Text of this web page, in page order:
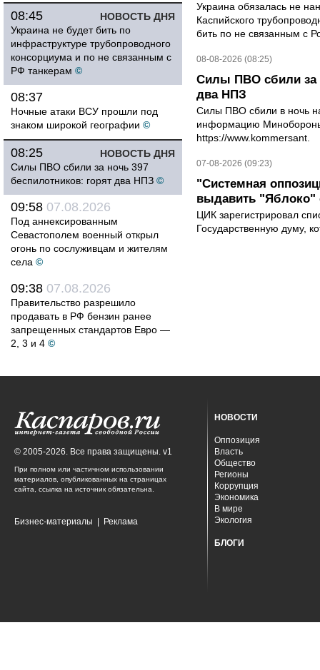
НОВОСТЬ ДНЯ
08:45
Украина не будет бить по
инфраструктуре трубопроводного
консорциума и по не связанным с
РФ танкерам ©
08:37
Ночные атаки ВСУ прошли под
знаком широкой географии ©
НОВОСТЬ ДНЯ
08:25
Силы ПВО сбили за ночь 397
беспилотников: горят два НПЗ ©
09:58 07.08.2026
Под аннексированным
Севастополем военный открыл
огонь по сослуживцам и жителям
села ©
09:38 07.08.2026
Правительство разрешило
продавать в РФ бензин ранее
запрещенных стандартов Евро —
2, 3 и 4 ©
Украина обязалась не
Каспийского
бить по не связанным с
08-08-2026 (08:25)
Силы ПВО сбили за
два НПЗ
Силы ПВО сбили в ночь на
информацию
https://www.kommersant.
07-08-2026 (09:23)
"Системная
выдавить "Яблоко"
ЦИК зарегистрировал
Государственную думу,
© 2005-2026. Все права защищены. v1
При полном или частичном использовании
материалов, опубликованных на страницах
сайта, ссылка на источник обязательна.
Бизнес-материалы Реклама
НОВОСТИ
Оппозиция
Власть
Общество
Регионы
Коррупция
Экономика
В мире
Экология
БЛОГИ